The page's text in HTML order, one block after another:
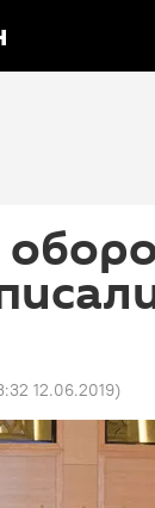
12.06.2019)